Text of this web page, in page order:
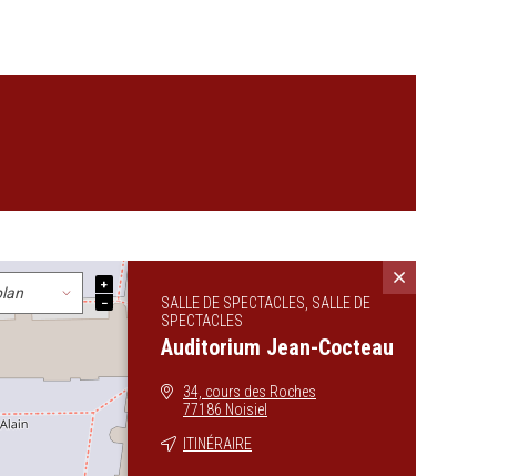
+
−
SALLE DE SPECTACLES, SALLE DE
SPECTACLES
Auditorium Jean-Cocteau
34, cours des Roches
77186 Noisiel
ITINÉRAIRE